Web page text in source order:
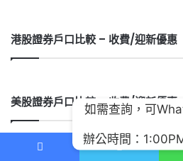
港股證券戶口比較 – 收費/迎新優惠
美股證券戶口比較 – 收費/迎新優惠
如需查詢，可
辦公時間：